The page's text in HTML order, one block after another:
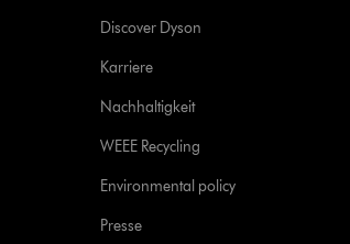
Discover Dyson
Karriere
Nachhaltigkeit
WEEE Recycling
Environmental policy
Presse